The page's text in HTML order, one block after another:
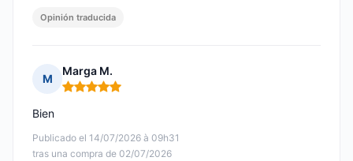
Opinión traducida
M
Marga M.
Nota: 5 de 5
Publicado el 14/07/2026 à 09h31
tras una compra de 02/07/2026
Bien